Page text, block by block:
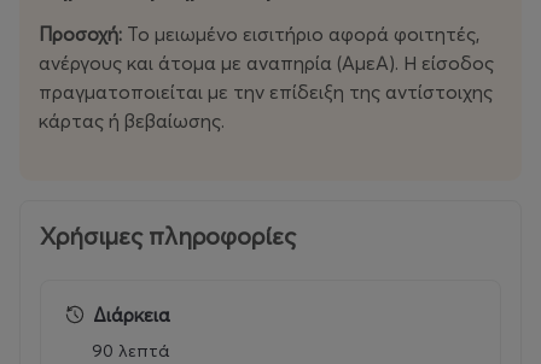
Προσοχή: Το μειωμένο εισιτήριο αφορά φοιτητές,
ανέργους και άτομα με αναπηρία (ΑμεΑ). Η είσοδος
πραγματοποιείται με την επίδειξη της αντίστοιχης
κάρτας ή βεβαίωσης.
Χρήσιμες πληροφορίες
Διάρκεια
90 λεπτά